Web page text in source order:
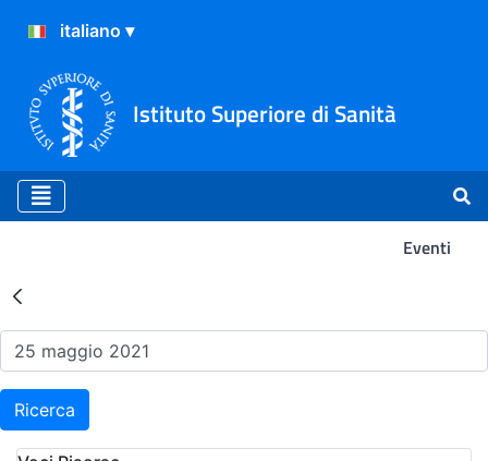
Istituto Superiore di Sanità
Eventi
Risultati della Ricerca -
Ricerca